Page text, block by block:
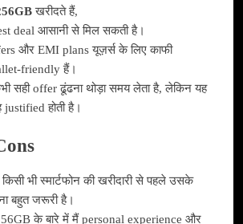
खरीदते हैं,
deal आसानी से मिल सकती है।
और EMI plans यूज़र्स के लिए काफी
friendly हैं।
सही offer ढूंढना थोड़ा समय लेता है, लेकिन यह
होती है।
भी स्मार्टफोन की खरीदारी से पहले उसके
बहुत जरूरी है।
के बारे में मैं personal experience और